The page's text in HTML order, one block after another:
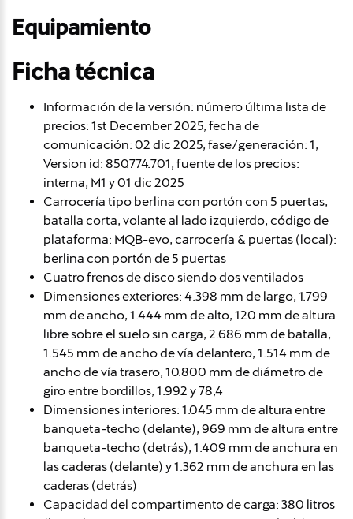
Equipamiento
Ficha técnica
Información de la versión: número última lista de
precios: 1st December 2025, fecha de
comunicación: 02 dic 2025, fase/generación: 1,
Version id: 850.774.701, fuente de los precios:
interna, M1 y 01 dic 2025
Carrocería tipo berlina con portón con 5 puertas,
batalla corta, volante al lado izquierdo, código de
plataforma: MQB-evo, carrocería & puertas (local):
berlina con portón de 5 puertas
Cuatro frenos de disco siendo dos ventilados
Dimensiones exteriores: 4.398 mm de largo, 1.799
mm de ancho, 1.444 mm de alto, 120 mm de altura
libre sobre el suelo sin carga, 2.686 mm de batalla,
1.545 mm de ancho de vía delantero, 1.514 mm de
ancho de vía trasero, 10.800 mm de diámetro de
giro entre bordillos, 1.992 y 78,4
Dimensiones interiores: 1.045 mm de altura entre
banqueta-techo (delante), 969 mm de altura entre
banqueta-techo (detrás), 1.409 mm de anchura en
las caderas (delante) y 1.362 mm de anchura en las
caderas (detrás)
Capacidad del compartimento de carga: 380 litros